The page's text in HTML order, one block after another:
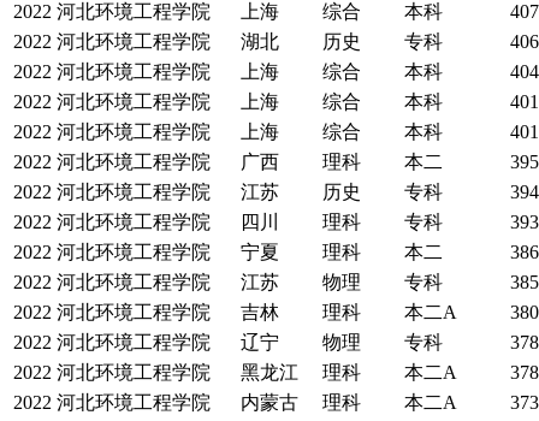
2022 河北环境工程学院 上海 综合 本科
407
2022 河北环境工程学院 湖北 历史 专科
406
2022 河北环境工程学院 上海 综合 本科
404
2022 河北环境工程学院 上海 综合 本科
401
2022 河北环境工程学院 上海 综合 本科
401
2022 河北环境工程学院 广西 理科 本二
395
2022 河北环境工程学院 江苏 历史 专科
394
2022 河北环境工程学院 四川 理科 专科
393
2022 河北环境工程学院 宁夏 理科 本二
386
2022 河北环境工程学院 江苏 物理 专科
385
2022 河北环境工程学院 吉林 理科 本二A
380
2022 河北环境工程学院 辽宁 物理 专科
378
2022 河北环境工程学院 黑龙江 理科 本二A
378
2022 河北环境工程学院 内蒙古 理科 本二A
373